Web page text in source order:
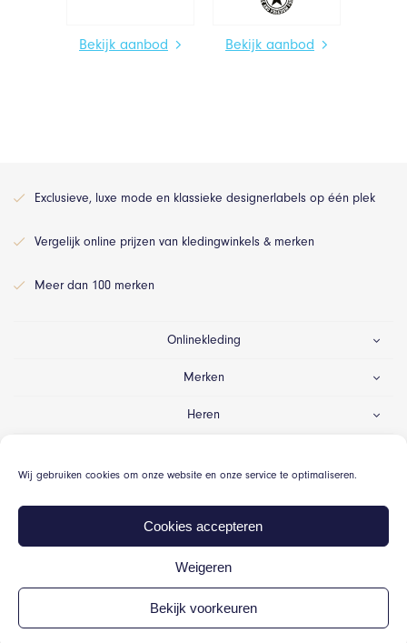
Wij gebruiken cookies om onze website en onze service te optimaliseren.
Cookies accepteren
Weigeren
Bekijk voorkeuren
Bekijk aanbod Bekijk aanbod
Exclusieve, luxe mode en klassieke designerlabels op één plek
Vergelijk online prijzen van kledingwinkels & merken
Meer dan 100 merken
Onlinekleding
Merken
Heren
Algemene voorwaarden
Cookiebeleid